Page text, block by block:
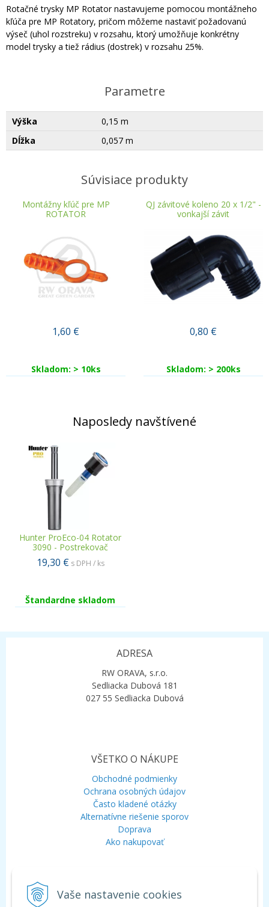
Vaše nastavenie cookies
Rotačné trysky MP Rotator nastavujeme pomocou montážneho
kľúča pre MP Rotatory, pričom môžeme nastaviť požadovanú
výseč (uhol rozstreku) v rozsahu, ktorý umožňuje konkrétny
model trysky a tiež rádius (dostrek) v rozsahu 25%.
Parametre
Výška
0,15 m
Dĺžka
0,057 m
Súvisiace produkty
Montážny kľúč pre MP
ROTATOR
1,60 €
Skladom: > 10ks
QJ závitové koleno 20 x 1/2" -
vonkajší závit
0,80 €
Skladom: > 200ks
Naposledy navštívené
Hunter ProEco-04 Rotator
3090 - Postrekovač
19,30 € s DPH / ks
Štandardne skladom
ADRESA
RW ORAVA, s.r.o.
Sedliacka Dubová 181
027 55 Sedliacka Dubová
VŠETKO O NÁKUPE
Obchodné podmienky
Ochrana osobných údajov
Často kladené otázky
Alternatívne riešenie sporov
Doprava
Ako nakupovať
Mobil:+421 948 120 323